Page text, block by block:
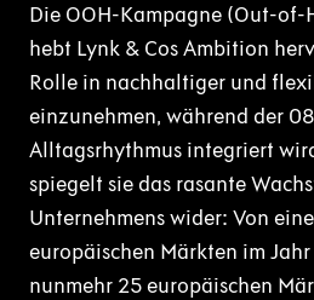
Die OOH-Kampagne (Out-of-
hebt Lynk & Cos Ambition
Rolle in nachhaltiger und
einzunehmen, während der
Alltagsrhythmus integriert
spiegelt sie das rasante
Unternehmens wider: Von
europäischen Märkten im
nunmehr 25 europäischen